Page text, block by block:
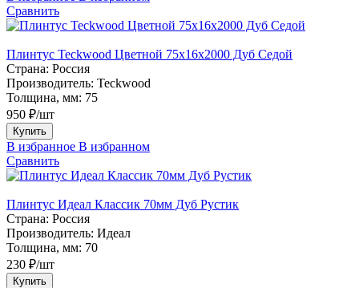
Сравнить
Плинтус Teckwood Цветной 75х16х2000 Дуб Седой
Страна: Россия
Производитель: Teckwood
Толщина, мм: 75
950 ₽/шт
Купить
В избранное В избранном
Сравнить
Плинтус Идеал Классик 70мм Дуб Рустик
Страна: Россия
Производитель: Идеал
Толщина, мм: 70
230 ₽/шт
Купить